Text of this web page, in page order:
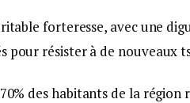
forteresse, avec une
pour résister à de nouveaux
des habitants de la région